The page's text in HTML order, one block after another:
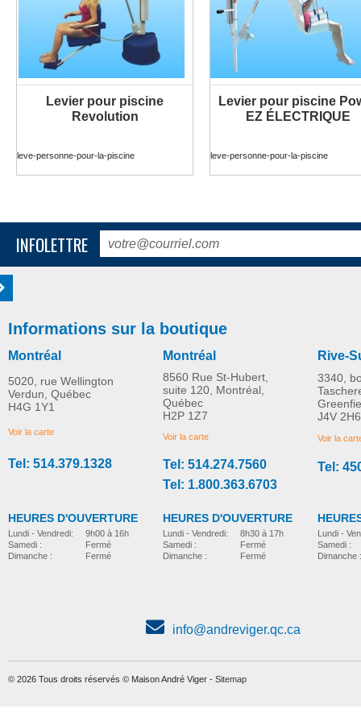
Levier pour piscine
Revolution
leve-personne-pour-la-piscine
Levier pour piscine
EZ ÉLECTRIQUE
leve-personne-pour-la-piscine
Levier ABLE pour la
PLUS D'INFORMATION
leve-personne-pour-la-piscine
Levier portable pour
PLUS D'INFORMATION
leve-personne-pour-la-piscine
PLUS D'INFORMATION
INFOLETTRE
Informations sur la boutique
Montréal
5020, rue Wellington
Verdun, Québec
H4G 1Y1
Voir la carte
Tel: 514.379.1328
HEURES D'OUVERTURE
Lundi - Vendredi:
Samedi :
Dimanche :
9h00 à 16h
Fermé
Fermé
Montréal
8560 Rue St-Hubert,
suite 120, Montréal,
Québec
H2P 1Z7
Voir la carte
Tel: 514.274.7560
Tel: 1.800.363.6703
HEURES D'OUVERTURE
Lundi - Vendredi:
Samedi :
Dimanche :
8h30 à 17h
Fermé
Fermé
Rive-
3340,
J4V 2H6
Voir la
Tel:
Lundi -
Samedi :
Dimanche :
info@andreviger.qc.ca
© 2026 Tous droits réservés © Maison André Viger - Sitemap